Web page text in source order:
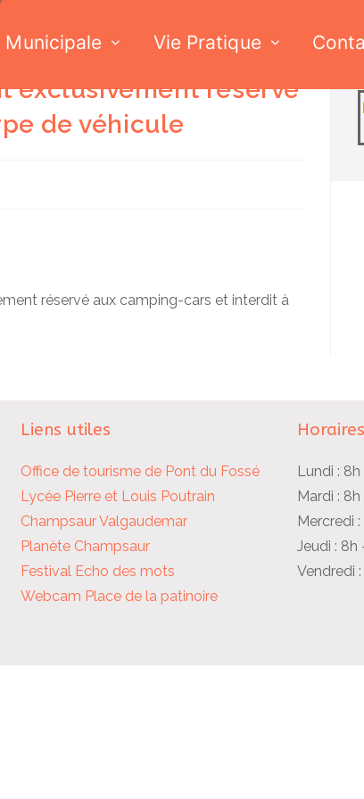
Municipale Vie Pratique
exclusivement réservé
de véhicule
Liens utiles
Office de tourisme de Pont du Fossé
Lycée Pierre et Louis Poutrain
Champsaur Valgaudemar
Planète Champsaur
Festival Echo des mots
Webcam Place de la patinoire
Lundi :
Mardi : 8h
Mercredi
Jeudi : 8h
Vendredi